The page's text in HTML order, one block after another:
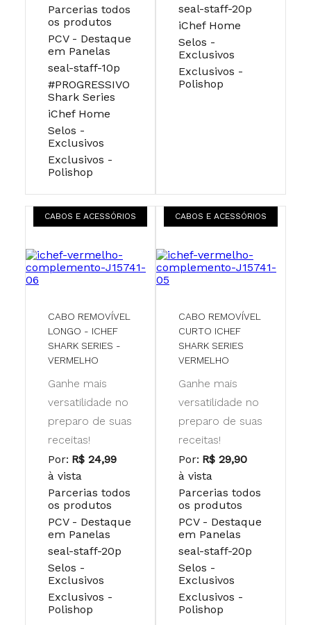
Parcerias todos
os produtos
PCV - Destaque
em Panelas
seal-staff-10p
#PROGRESSIVO
Shark Series
iChef Home
Selos -
Exclusivos
Exclusivos -
Polishop
seal-staff-20p
iChef Home
Selos -
Exclusivos
Exclusivos -
Polishop
CABOS E ACESSÓRIOS
CABO REMOVÍVEL
LONGO - ICHEF
SHARK SERIES -
VERMELHO
Ganhe mais
versatilidade no
preparo de suas
receitas!
Por: R$ 24,99
à vista
Parcerias todos
os produtos
PCV - Destaque
em Panelas
seal-staff-20p
Selos -
Exclusivos
Exclusivos -
Polishop
CABOS E ACESSÓRIOS
CABO REMOVÍVEL
CURTO ICHEF
SHARK SERIES
VERMELHO
Ganhe mais
versatilidade no
preparo de suas
receitas!
Por: R$ 29,90
à vista
Parcerias todos
os produtos
PCV - Destaque
em Panelas
seal-staff-20p
Selos -
Exclusivos
Exclusivos -
Polishop